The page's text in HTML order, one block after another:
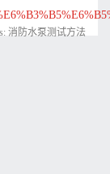
消防水泵测试方法